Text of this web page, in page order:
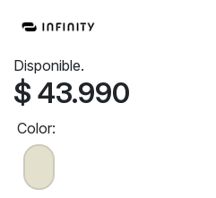
Disponible.
$ 43.990
Color: